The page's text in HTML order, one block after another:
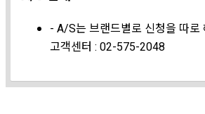
- A/S는 브랜드별로 신청을 따로
고객센터 : 02-575-2048